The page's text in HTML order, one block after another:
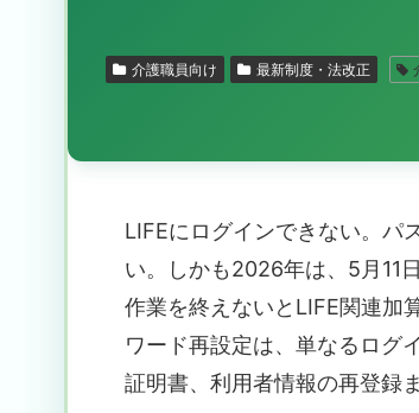
介護職員向け 最新制度・法改正
LIFEにログインできない。パ
い。しかも2026年は、5月11
作業を終えないとLIFE関連加
ワード再設定は、単なるログ
証明書、利用者情報の再登録